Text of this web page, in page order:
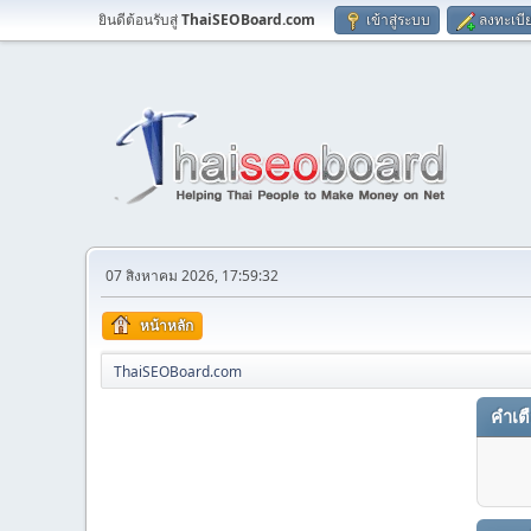
ยินดีต้อนรับสู่ThaiSEOBoard.com เข้าสู่ระบบ ลงทะเบี
07 สิงหาคม 2026, 17:59:32
หน้าหลัก
ThaiSEOBoard.com
คำเ